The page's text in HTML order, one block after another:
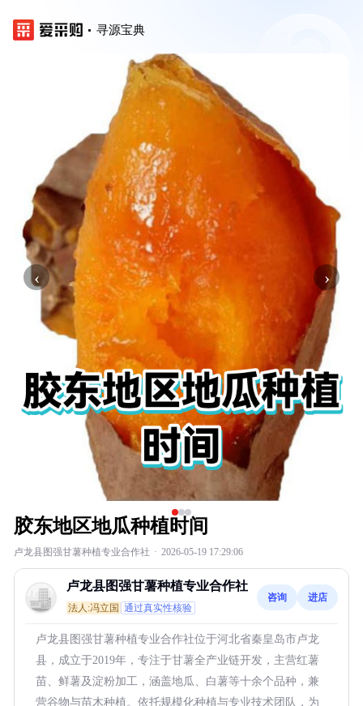
寻源宝典
‹ ›
胶东地区地瓜种植时间
卢龙县图强甘薯种植专业合作社 · 2026-05-19 17:29:06
卢龙县图强甘薯种植专业合作社
法人:冯立国 通过真实性核验
咨询 进店
卢龙县图强甘薯种植专业合作社位于河北省秦皇岛市卢龙
县，成立于2019年，专注于甘薯全产业链开发，主营红薯
苗、鲜薯及淀粉加工，涵盖地瓜、白薯等十余个品种，兼
营谷物与苗木种植。依托规模化种植与专业技术团队，为